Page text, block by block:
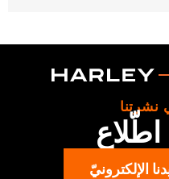
Sold Separately:Screamin'
نشرتنا
الإلكترونيّ